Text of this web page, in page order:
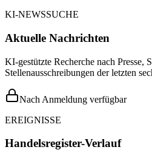
KI-NEWSSUCHE
Aktuelle Nachrichten
KI-gestützte Recherche nach Presse,
Stellenausschreibungen der letzten
Nach Anmeldung verfügbar
EREIGNISSE
Handelsregister-Verlauf